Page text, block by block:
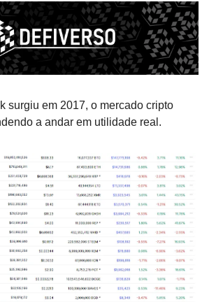
surgiu em 2017, o mercado cripto
a andar em utilidade real.